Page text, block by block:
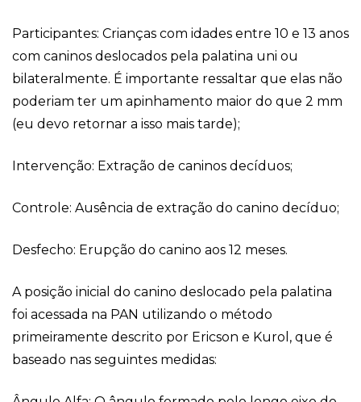
Participantes: Crianças com idades entre 10 e 13 anos
com caninos deslocados pela palatina uni ou
bilateralmente. É importante ressaltar que elas não
poderiam ter um apinhamento maior do que 2 mm
(eu devo retornar a isso mais tarde);
Intervenção: Extração de caninos decíduos;
Controle: Ausência de extração do canino decíduo;
Desfecho: Erupção do canino aos 12 meses.
A posição inicial do canino deslocado pela palatina
foi acessada na PAN utilizando o método
primeiramente descrito por Ericson e Kurol, que é
baseado nas seguintes medidas: